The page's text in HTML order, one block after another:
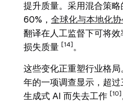
提升质量。采用混合策略
60%， 全球化与本地化协
翻译在人工监督下可将
损失质量 [14] 。
这些变化正重塑行业格局
年的一项调查显示，超
生成式 AI 而失去工作 [10]